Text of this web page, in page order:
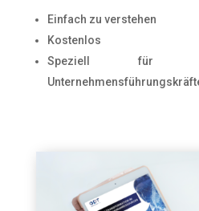
Einfach zu verstehen
Kostenlos
Speziell für